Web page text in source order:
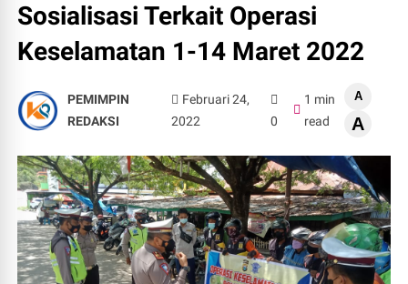
Sosialisasi Terkait Operasi
Keselamatan 1-14 Maret 2022
PEMIMPIN
REDAKSI
Februari 24,
2022
0
1 min
read
A
A